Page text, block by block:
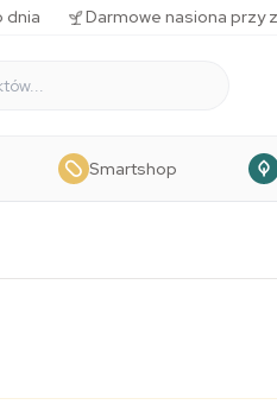
dnia Darmowe nasiona przy
Smartshop